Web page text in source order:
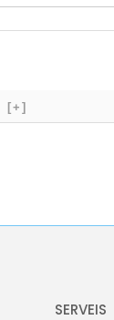
[+]
SERVEIS